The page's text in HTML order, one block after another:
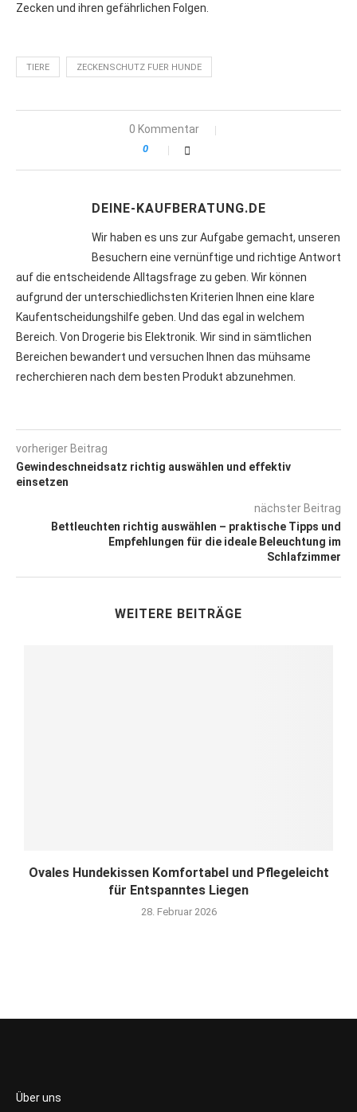
Zecken und ihren gefährlichen Folgen.
TIERE ZECKENSCHUTZ FUER HUNDE
0 Kommentar
0
DEINE-KAUFBERATUNG.DE
Wir haben es uns zur Aufgabe gemacht, unseren
Besuchern eine vernünftige und richtige Antwort
auf die entscheidende Alltagsfrage zu geben. Wir können
aufgrund der unterschiedlichsten Kriterien Ihnen eine klare
Kaufentscheidungshilfe geben. Und das egal in welchem
Bereich. Von Drogerie bis Elektronik. Wir sind in sämtlichen
Bereichen bewandert und versuchen Ihnen das mühsame
recherchieren nach dem besten Produkt abzunehmen.
vorheriger Beitrag
Gewindeschneidsatz richtig auswählen und effektiv
einsetzen
nächster Beitrag
Bettleuchten richtig auswählen – praktische Tipps und
Empfehlungen für die ideale Beleuchtung im
Schlafzimmer
WEITERE BEITRÄGE
Ovales Hundekissen Komfortabel und Pflegeleicht
für Entspanntes Liegen
28. Februar 2026
Über uns